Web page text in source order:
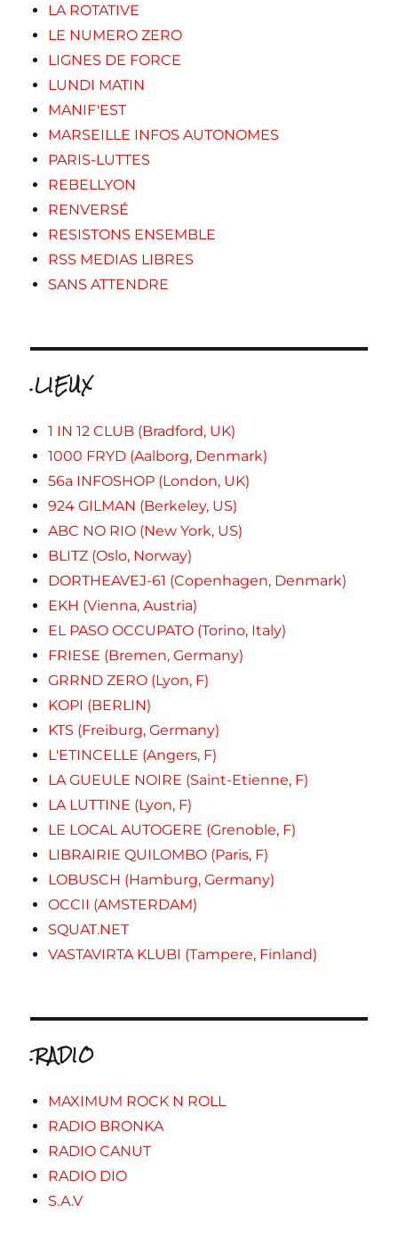
LA ROTATIVE
LE NUMERO ZERO
LIGNES DE FORCE
LUNDI MATIN
MANIF'EST
MARSEILLE INFOS AUTONOMES
PARIS-LUTTES
REBELLYON
RENVERSÉ
RESISTONS ENSEMBLE
RSS MEDIAS LIBRES
SANS ATTENDRE
.LIEUX
1 IN 12 CLUB (Bradford, UK)
1000 FRYD (Aalborg, Denmark)
56a INFOSHOP (London, UK)
924 GILMAN (Berkeley, US)
ABC NO RIO (New York, US)
BLITZ (Oslo, Norway)
DORTHEAVEJ-61 (Copenhagen, Denmark)
EKH (Vienna, Austria)
EL PASO OCCUPATO (Torino, Italy)
FRIESE (Bremen, Germany)
GRRND ZERO (Lyon, F)
KOPI (BERLIN)
KTS (Freiburg, Germany)
L'ETINCELLE (Angers, F)
LA GUEULE NOIRE (Saint-Etienne, F)
LA LUTTINE (Lyon, F)
LE LOCAL AUTOGERE (Grenoble, F)
LIBRAIRIE QUILOMBO (Paris, F)
LOBUSCH (Hamburg, Germany)
OCCII (AMSTERDAM)
SQUAT.NET
VASTAVIRTA KLUBI (Tampere, Finland)
.RADIO
MAXIMUM ROCK N ROLL
RADIO BRONKA
RADIO CANUT
RADIO DIO
S.A.V